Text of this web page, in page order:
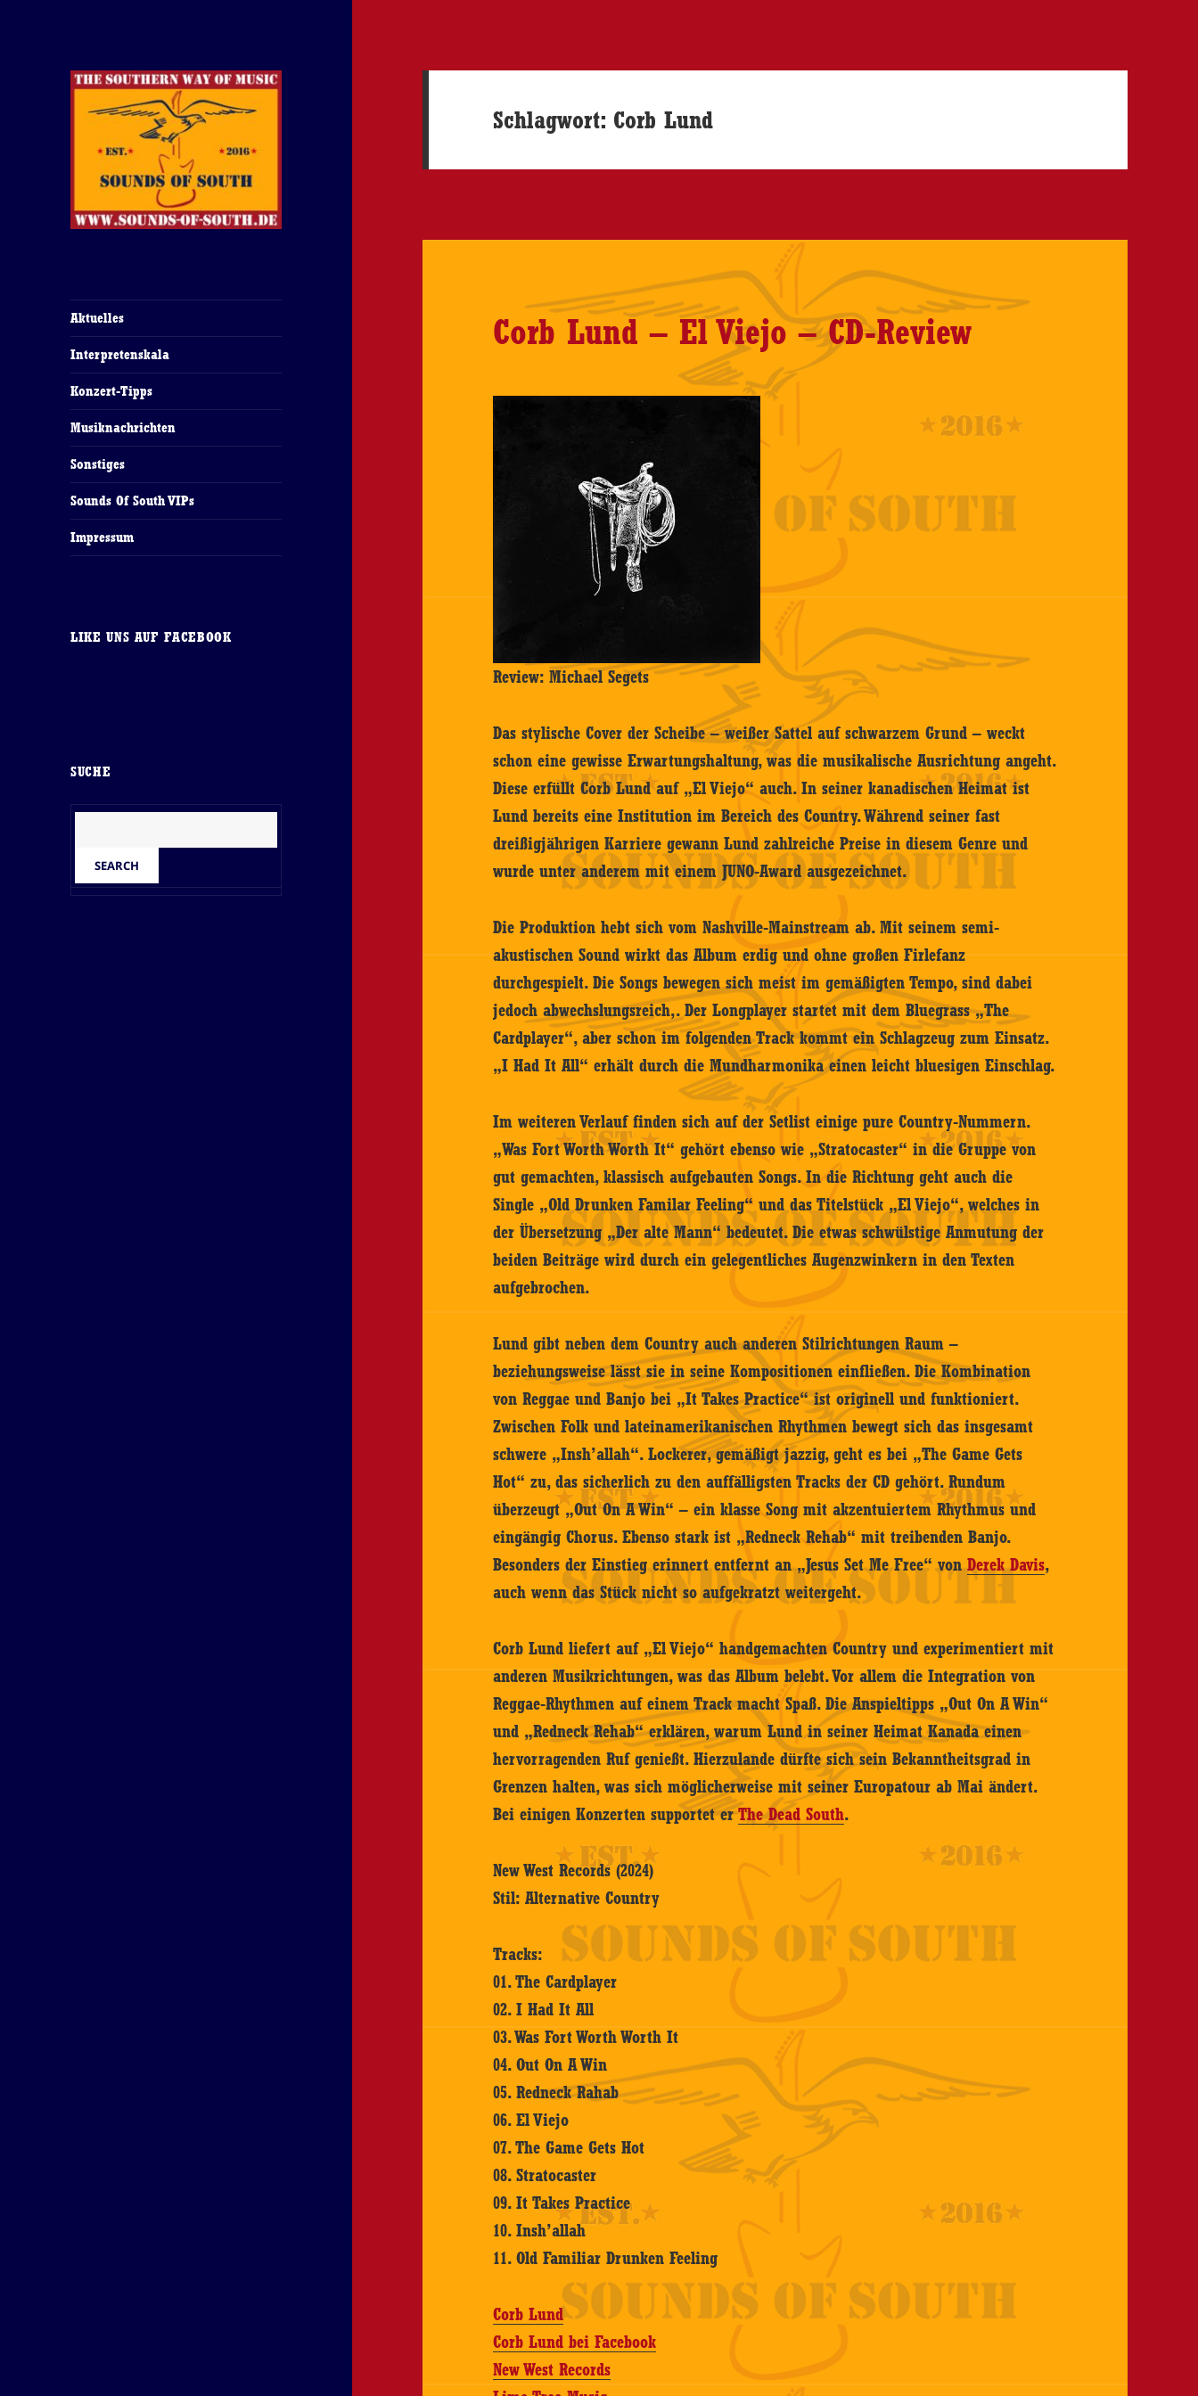
Aktuelles
Interpretenskala
Konzert-Tipps
Musiknachrichten
Sonstiges
Sounds Of South VIPs
Impressum
LIKE UNS AUF FACEBOOK
SUCHE
Schlagwort: Corb Lund
Corb Lund – El Viejo – CD-Review
Review: Michael Segets
Das stylische Cover der Scheibe – weißer Sattel auf schwarzem Grund – weckt
schon eine gewisse Erwartungshaltung, was die musikalische Ausrichtung angeht.
Diese erfüllt Corb Lund auf „El Viejo“ auch. In seiner kanadischen Heimat ist
Lund bereits eine Institution im Bereich des Country. Während seiner fast
dreißigjährigen Karriere gewann Lund zahlreiche Preise in diesem Genre und
wurde unter anderem mit einem JUNO-Award ausgezeichnet.
Die Produktion hebt sich vom Nashville-Mainstream ab. Mit seinem semi-
akustischen Sound wirkt das Album erdig und ohne großen Firlefanz
durchgespielt. Die Songs bewegen sich meist im gemäßigten Tempo, sind dabei
jedoch abwechslungsreich,. Der Longplayer startet mit dem Bluegrass „The
Cardplayer“, aber schon im folgenden Track kommt ein Schlagzeug zum Einsatz.
„I Had It All“ erhält durch die Mundharmonika einen leicht bluesigen Einschlag.
Im weiteren Verlauf finden sich auf der Setlist einige pure Country-Nummern.
„Was Fort Worth Worth It“ gehört ebenso wie „Stratocaster“ in die Gruppe von
gut gemachten, klassisch aufgebauten Songs. In die Richtung geht auch die
Single „Old Drunken Familar Feeling“ und das Titelstück „El Viejo“, welches in
der Übersetzung „Der alte Mann“ bedeutet. Die etwas schwülstige Anmutung der
beiden Beiträge wird durch ein gelegentliches Augenzwinkern in den Texten
aufgebrochen.
Lund gibt neben dem Country auch anderen Stilrichtungen Raum –
beziehungsweise lässt sie in seine Kompositionen einfließen. Die Kombination
von Reggae und Banjo bei „It Takes Practice“ ist originell und funktioniert.
Zwischen Folk und lateinamerikanischen Rhythmen bewegt sich das insgesamt
schwere „Insh’allah“. Lockerer, gemäßigt jazzig, geht es bei „The Game Gets
Hot“ zu, das sicherlich zu den auffälligsten Tracks der CD gehört. Rundum
überzeugt „Out On A Win“ – ein klasse Song mit akzentuiertem Rhythmus und
eingängig Chorus. Ebenso stark ist „Redneck Rehab“ mit treibenden Banjo.
Besonders der Einstieg erinnert entfernt an „Jesus Set Me Free“ vonDerek Davis,
auch wenn das Stück nicht so aufgekratzt weitergeht.
Corb Lund liefert auf „El Viejo“ handgemachten Country und experimentiert mit
anderen Musikrichtungen, was das Album belebt. Vor allem die Integration von
Reggae-Rhythmen auf einem Track macht Spaß. Die Anspieltipps „Out On A Win“
und „Redneck Rehab“ erklären, warum Lund in seiner Heimat Kanada einen
hervorragenden Ruf genießt. Hierzulande dürfte sich sein Bekanntheitsgrad in
Grenzen halten, was sich möglicherweise mit seiner Europatour ab Mai ändert.
Bei einigen Konzerten supportet erThe Dead South.
New West Records (2024)
Stil: Alternative Country
Tracks:
01. The Cardplayer
02. I Had It All
03. Was Fort Worth Worth It
04. Out On A Win
05. Redneck Rahab
06. El Viejo
07. The Game Gets Hot
08. Stratocaster
09. It Takes Practice
10. Insh’allah
11. Old Familiar Drunken Feeling
Corb Lund
Corb Lund bei Facebook
New West Records